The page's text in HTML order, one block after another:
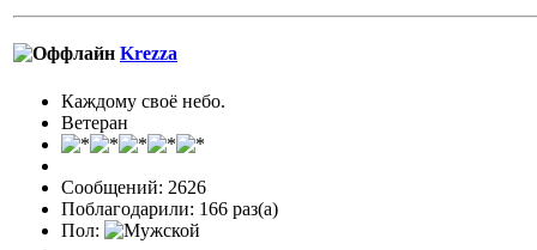
Krezza
Каждому своё небо.
Ветеран
Сообщений: 2626
Поблагодарили: 166 раз(а)
Пол: